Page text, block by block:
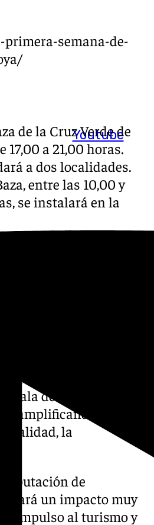
Youtube
primera-semana-de-
de la Cruz Verde de
17,00 a 21,00 horas.
a dos localidades.
entre las 10,00 y
se instalará en la
Órgiva el día 26 de
10,00 a 14,00
Parque de los
a 21,00 horas.
la marca ‘Sabor
gala de los
amplificando el
calidad, la
de
un impacto muy
el impulso al turismo y